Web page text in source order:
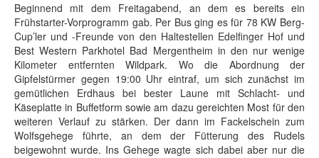
Beginnend mit dem Freitagabend, an dem es bereits ein
Frühstarter-Vorprogramm gab. Per Bus ging es für 78 KW Berg-
Cup’ler und -Freunde von den Haltestellen Edelfinger Hof und
Best Western Parkhotel Bad Mergentheim in den nur wenige
Kilometer entfernten Wildpark. Wo die Abordnung der
Gipfelstürmer gegen 19:00 Uhr eintraf, um sich zunächst im
gemütlichen Erdhaus bei bester Laune mit Schlacht- und
Käseplatte in Buffetform sowie am dazu gereichten Most für den
weiteren Verlauf zu stärken. Der dann im Fackelschein zum
Wolfsgehege führte, an dem der Fütterung des Rudels
beigewohnt wurde. Ins Gehege wagte sich dabei aber nur die